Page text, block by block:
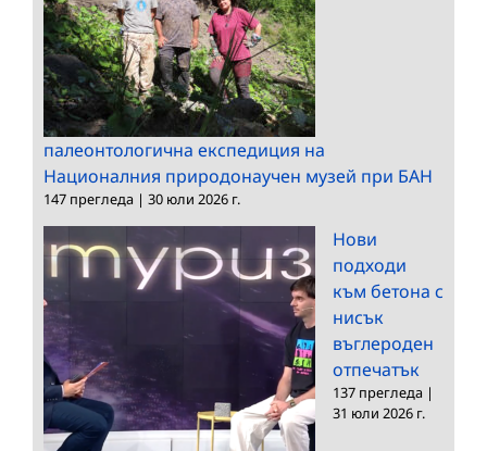
палеонтологична експедиция на
Националния природонаучен музей при БАН
147 прегледа | 30 юли 2026 г.
Нови
подходи
към бетона с
нисък
въглероден
отпечатък
137 прегледа |
31 юли 2026 г.